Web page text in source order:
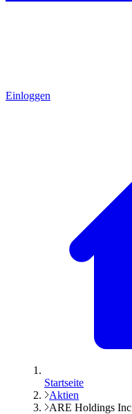
Einloggen
Startseite
Aktien
ARE Holdings Inc